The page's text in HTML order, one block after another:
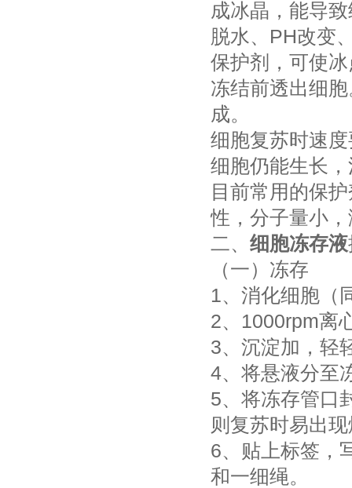
成冰晶，能导
脱水、PH改变
保护剂，可使
冻结前透出细
成。
细胞复苏时速
细胞仍能生长
目前常用的保
性，分子量小
二、 细胞冻存液
（一）冻存
1、消化细胞（
2、1000rpm离
3、沉淀加，轻
4、将悬液分至
5、将冻存管口
则复苏时易出
6、贴上标签，
和一细绳。